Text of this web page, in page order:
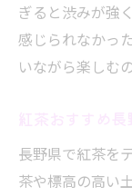
ぎると渋みが強
感じられなかっ
いながら楽しむ
長野県で紅茶を
茶や標高の高い